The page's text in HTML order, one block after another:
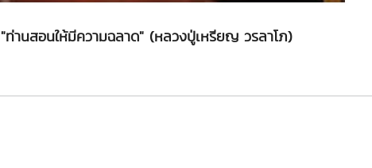
"ท่านสอนให้มีความฉลาด" (หลวงปู่เหรียญ วรลาโภ)